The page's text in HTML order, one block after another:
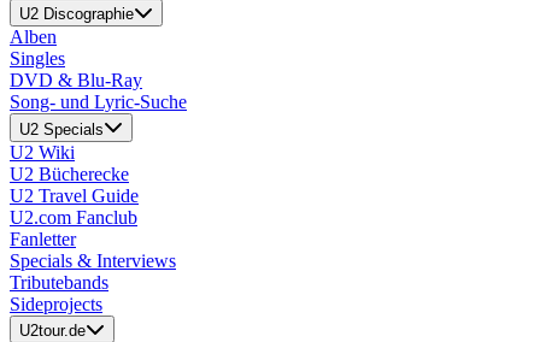
U2 Discographie
Alben
Singles
DVD & Blu-Ray
Song- und Lyric-Suche
U2 Specials
U2 Wiki
U2 Bücherecke
U2 Travel Guide
U2.com Fanclub
Fanletter
Specials & Interviews
Tributebands
Sideprojects
U2tour.de